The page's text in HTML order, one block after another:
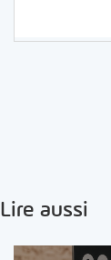
Lire aussi